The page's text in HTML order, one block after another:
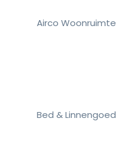
Airco Woonruimte
Bed & Linnengoed